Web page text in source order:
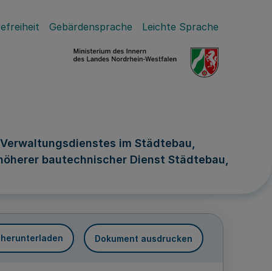
Gebärdensprache Leichte Sprache
im Städtebau,
bautechnischer Dienst Städtebau,
herunterladen Dokument ausdrucken